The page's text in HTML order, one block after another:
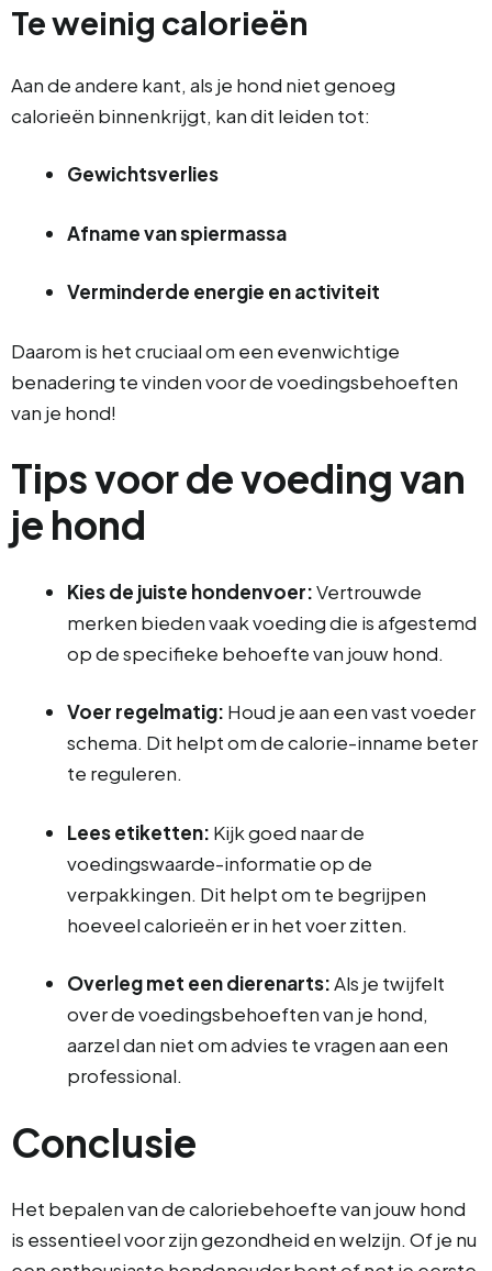
Te weinig calorieën
Aan de andere kant, als je hond niet genoeg
calorieën binnenkrijgt, kan dit leiden tot:
Gewichtsverlies
Afname van spiermassa
Verminderde energie en activiteit
Daarom is het cruciaal om een evenwichtige
benadering te vinden voor de voedingsbehoeften
van je hond!
Tips voor de voeding van
je hond
Kies de juiste hondenvoer:Vertrouwde
merken bieden vaak voeding die is afgestemd
op de specifieke behoefte van jouw hond.
Voer regelmatig: Houd je aan een vast voeder
schema. Dit helpt om de calorie-inname beter
te reguleren.
Lees etiketten: Kijk goed naar de
voedingswaarde-informatie op de
verpakkingen. Dit helpt om te begrijpen
hoeveel calorieën er in het voer zitten.
Overleg met een dierenarts:Als je twijfelt
over de voedingsbehoeften van je hond,
aarzel dan niet om advies te vragen aan een
professional.
Conclusie
Het bepalen van de caloriebehoefte van jouw hond
is essentieel voor zijn gezondheid en welzijn. Of je nu